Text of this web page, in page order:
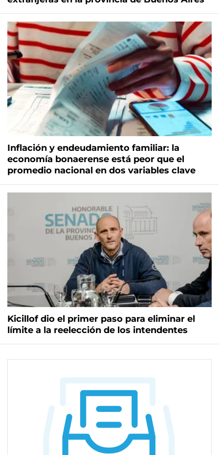
Inflación y endeudamiento familiar: la
economía bonaerense está peor que el
promedio nacional en dos variables clave
Kicillof dio el primer paso para eliminar el
límite a la reelección de los intendentes